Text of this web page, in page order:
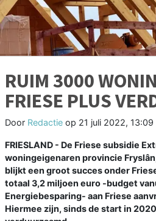
RUIM 3000
FRIESE PLUS
Door Redactie op 21 juli 2022, 13:09
FRIESLAND - De Friese subsidie
woningeigenaren provincie
blijkt een groot succes onder
totaal 3,2 miljoen euro -budget
Energiebesparing- aan Friese
Hiermee zijn, sinds de start in